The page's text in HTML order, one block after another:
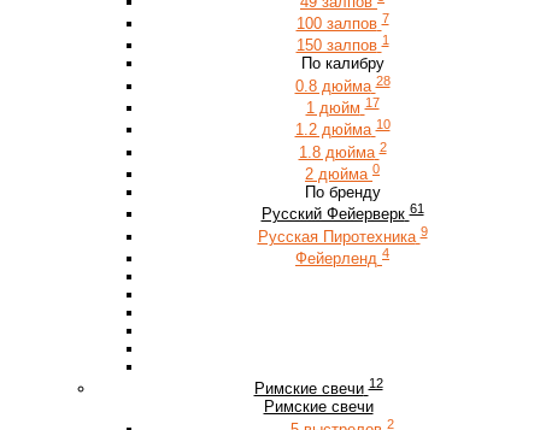
100 залпов 7
150 залпов 1
По калибру
0.8 дюйма 28
1 дюйм 17
1.2 дюйма 10
1.8 дюйма 2
2 дюйма 0
По бренду
Русский Фейерверк 61
Русская Пиротехника 9
Фейерленд 4
Римские свечи 12
Римские свечи
2